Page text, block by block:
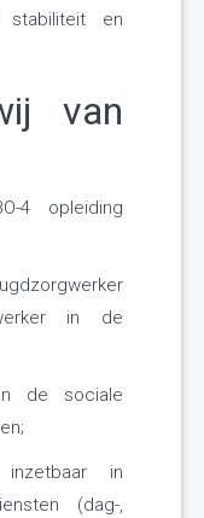
stabiliteit en
van
4 opleiding
in de
de sociale
in
(dag-,